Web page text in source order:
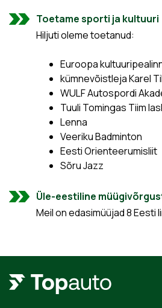
Toetame sporti ja kultuuri
Hiljuti oleme toetanud:
Euroopa
kümnevõistleja Karel
WULF Autospordi
Tuuli Tomingas Tiim
Lenna
Veeriku Badminton
Eesti Orienteerumisliit
Sõru Jazz
Üle-eestiline
Meil on edasimüüjad 8 Eesti